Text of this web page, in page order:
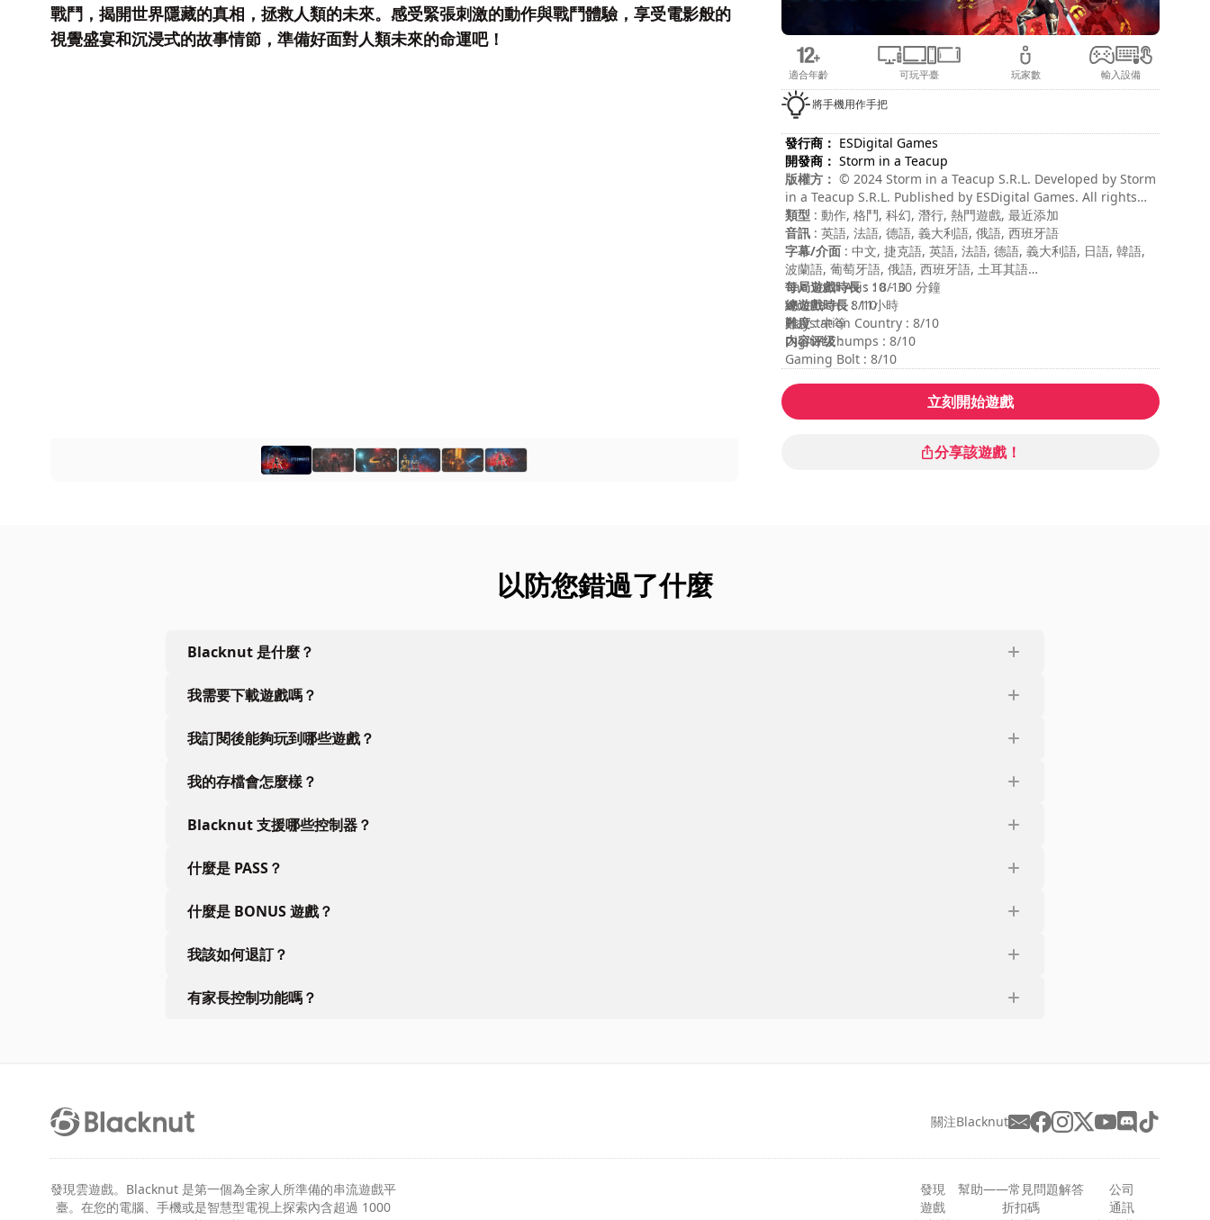
戰鬥，揭開世界隱藏的真相，拯救人類的未來。感受緊張刺激的動作與戰鬥體驗，享受電影般的
視覺盛宴和沉浸式的故事情節，準備好面對人類未來的命運吧！
適合年齡 可玩平臺 玩家數 輸入設備
將手機用作手把
發行商： ESDigital Games
開發商： Storm in a Teacup
版權方： © 2024 Storm in a Teacup S.R.L. Developed by Storm
in a Teacup S.R.L. Published by ESDigital Games. All rights
reserved.
類型 : 動作, 格鬥, 科幻, 潛行, 熱門遊戲, 最近添加
音訊 : 英語, 法語, 德語, 義大利語, 俄語, 西班牙語
字幕/介面 : 中文, 捷克語, 英語, 法語, 德語, 義大利語, 日語, 韓語,
波蘭語, 葡萄牙語, 俄語, 西班牙語, 土耳其語
每局遊戲時長: 10 - 30 分鐘
總遊戲時長: 11小時
難度: 中等
内容评级:
The Sixth Axis : 8/10
Wccftech : 8/10
Playstation Country : 8/10
Digital Chumps : 8/10
Gaming Bolt : 8/10
立刻開始遊戲
分享該遊戲！
以防您錯過了什麼
Blacknut 是什麼？
我需要下載遊戲嗎？
我訂閱後能夠玩到哪些遊戲？
我的存檔會怎麼樣？
Blacknut 支援哪些控制器？
什麼是 PASS？
什麼是 BONUS 遊戲？
我該如何退訂？
有家長控制功能嗎？
關注Blacknut
發現雲遊戲。Blacknut 是第一個為全家人所準備的串流遊戲平
臺。在您的電腦、手機或是智慧型電視上探索內含超過 1000
發現
遊戲
幫助——常見問題解答
折扣碼
公司
通訊